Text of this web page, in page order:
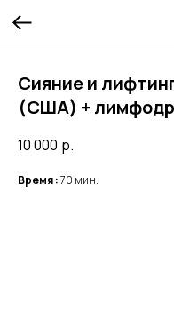
Сияние и
(США) +
10 000 р.
Время :70 мин.